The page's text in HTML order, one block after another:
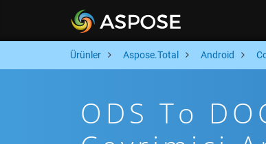
Ürünler Aspose.Total Android
ODS To